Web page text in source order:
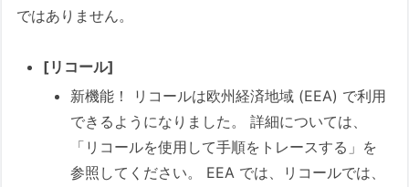
ではありません。
[リコール]
新機能！ リコールは欧州経済地域 (EEA) で利用
できるようになりました。 詳細については、
「リコールを使用して手順をトレースする」を
参照してください。 EEA では、リコールでは、